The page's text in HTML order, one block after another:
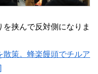
挟んで反対側になりま
散策。蜂楽饅頭でチルア